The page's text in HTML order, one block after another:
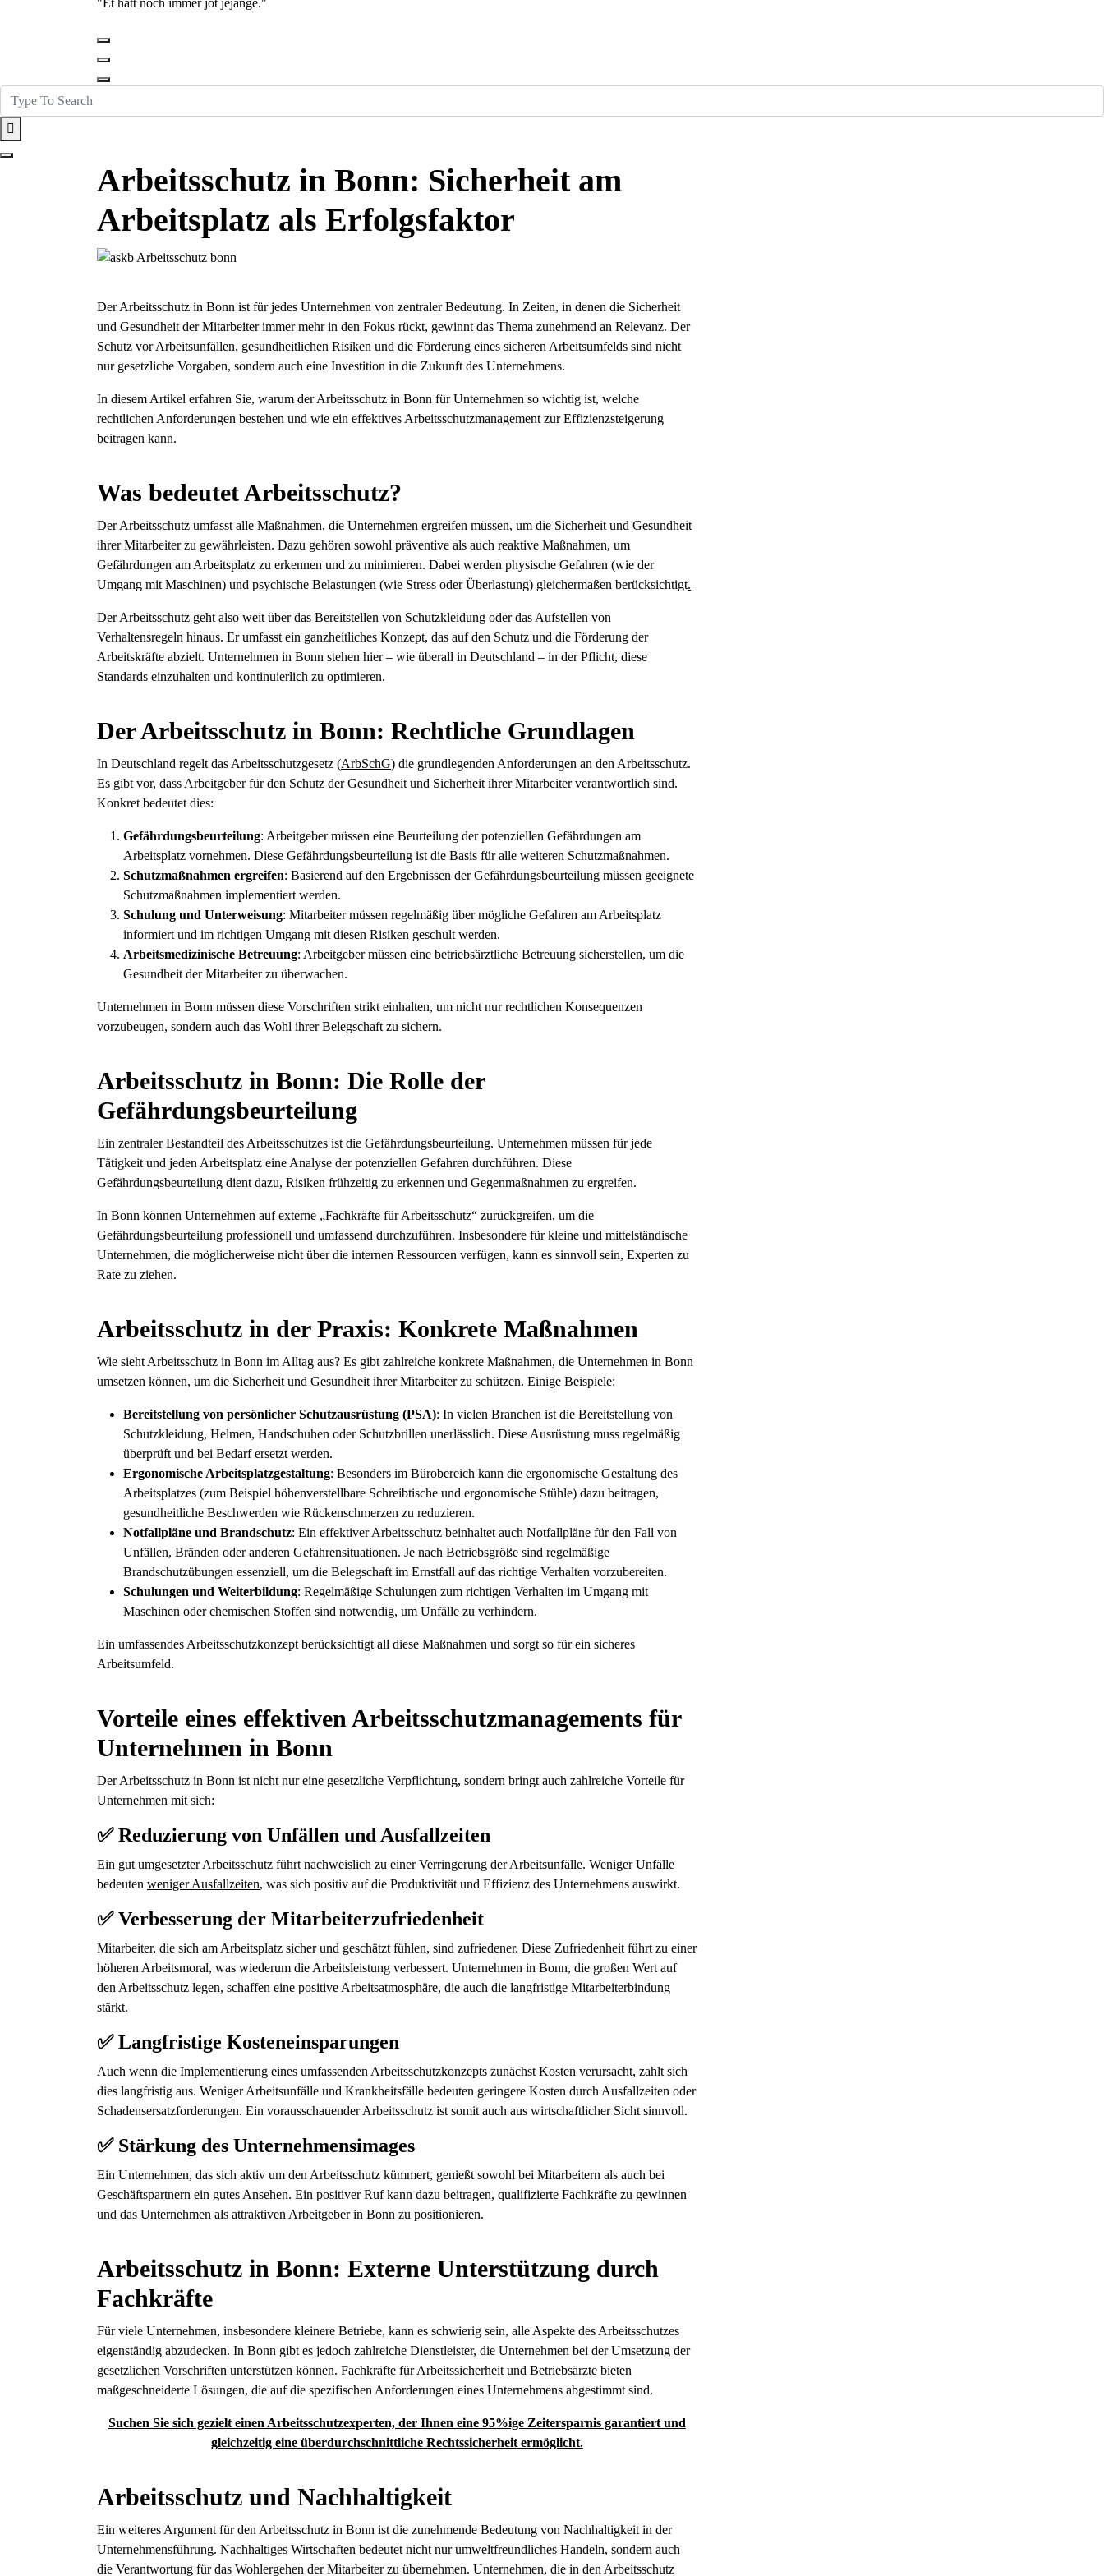
"Et hätt noch immer jot jejange."
Arbeitsschutz in Bonn: Sicherheit am
Arbeitsplatz als Erfolgsfaktor
Der Arbeitsschutz in Bonn ist für jedes Unternehmen von zentraler Bedeutung. In Zeiten, in denen die Sicherheit
und Gesundheit der Mitarbeiter immer mehr in den Fokus rückt, gewinnt das Thema zunehmend an Relevanz. Der
Schutz vor Arbeitsunfällen, gesundheitlichen Risiken und die Förderung eines sicheren Arbeitsumfelds sind nicht
nur gesetzliche Vorgaben, sondern auch eine Investition in die Zukunft des Unternehmens.
In diesem Artikel erfahren Sie, warum der Arbeitsschutz in Bonn für Unternehmen so wichtig ist, welche
rechtlichen Anforderungen bestehen und wie ein effektives Arbeitsschutzmanagement zur Effizienzsteigerung
beitragen kann.
Was bedeutet Arbeitsschutz?
Der Arbeitsschutz umfasst alle Maßnahmen, die Unternehmen ergreifen müssen, um die Sicherheit und Gesundheit
ihrer Mitarbeiter zu gewährleisten. Dazu gehören sowohl präventive als auch reaktive Maßnahmen, um
Gefährdungen am Arbeitsplatz zu erkennen und zu minimieren. Dabei werden physische Gefahren (wie der
Umgang mit Maschinen) und psychische Belastungen (wie Stress oder Überlastung) gleichermaßen berücksichtigt.
Der Arbeitsschutz geht also weit über das Bereitstellen von Schutzkleidung oder das Aufstellen von
Verhaltensregeln hinaus. Er umfasst ein ganzheitliches Konzept, das auf den Schutz und die Förderung der
Arbeitskräfte abzielt. Unternehmen in Bonn stehen hier – wie überall in Deutschland – in der Pflicht, diese
Standards einzuhalten und kontinuierlich zu optimieren.
Der Arbeitsschutz in Bonn: Rechtliche Grundlagen
In Deutschland regelt das Arbeitsschutzgesetz (ArbSchG) die grundlegenden Anforderungen an den Arbeitsschutz.
Es gibt vor, dass Arbeitgeber für den Schutz der Gesundheit und Sicherheit ihrer Mitarbeiter verantwortlich sind.
Konkret bedeutet dies:
Gefährdungsbeurteilung: Arbeitgeber müssen eine Beurteilung der potenziellen Gefährdungen am
Arbeitsplatz vornehmen. Diese Gefährdungsbeurteilung ist die Basis für alle weiteren Schutzmaßnahmen.
Schutzmaßnahmen ergreifen: Basierend auf den Ergebnissen der Gefährdungsbeurteilung müssen geeignete
Schutzmaßnahmen implementiert werden.
Schulung und Unterweisung: Mitarbeiter müssen regelmäßig über mögliche Gefahren am Arbeitsplatz
informiert und im richtigen Umgang mit diesen Risiken geschult werden.
Arbeitsmedizinische Betreuung: Arbeitgeber müssen eine betriebsärztliche Betreuung sicherstellen, um die
Gesundheit der Mitarbeiter zu überwachen.
Unternehmen in Bonn müssen diese Vorschriften strikt einhalten, um nicht nur rechtlichen Konsequenzen
vorzubeugen, sondern auch das Wohl ihrer Belegschaft zu sichern.
Arbeitsschutz in Bonn: Die Rolle der
Gefährdungsbeurteilung
Ein zentraler Bestandteil des Arbeitsschutzes ist die Gefährdungsbeurteilung. Unternehmen müssen für jede
Tätigkeit und jeden Arbeitsplatz eine Analyse der potenziellen Gefahren durchführen. Diese
Gefährdungsbeurteilung dient dazu, Risiken frühzeitig zu erkennen und Gegenmaßnahmen zu ergreifen.
In Bonn können Unternehmen auf externe „Fachkräfte für Arbeitsschutz“ zurückgreifen, um die
Gefährdungsbeurteilung professionell und umfassend durchzuführen. Insbesondere für kleine und mittelständische
Unternehmen, die möglicherweise nicht über die internen Ressourcen verfügen, kann es sinnvoll sein, Experten zu
Rate zu ziehen.
Arbeitsschutz in der Praxis: Konkrete Maßnahmen
Wie sieht Arbeitsschutz in Bonn im Alltag aus? Es gibt zahlreiche konkrete Maßnahmen, die Unternehmen in Bonn
umsetzen können, um die Sicherheit und Gesundheit ihrer Mitarbeiter zu schützen. Einige Beispiele:
Bereitstellung von persönlicher Schutzausrüstung (PSA): In vielen Branchen ist die Bereitstellung von
Schutzkleidung, Helmen, Handschuhen oder Schutzbrillen unerlässlich. Diese Ausrüstung muss regelmäßig
überprüft und bei Bedarf ersetzt werden.
Ergonomische Arbeitsplatzgestaltung: Besonders im Bürobereich kann die ergonomische Gestaltung des
Arbeitsplatzes (zum Beispiel höhenverstellbare Schreibtische und ergonomische Stühle) dazu beitragen,
gesundheitliche Beschwerden wie Rückenschmerzen zu reduzieren.
Notfallpläne und Brandschutz: Ein effektiver Arbeitsschutz beinhaltet auch Notfallpläne für den Fall von
Unfällen, Bränden oder anderen Gefahrensituationen. Je nach Betriebsgröße sind regelmäßige
Brandschutzübungen essenziell, um die Belegschaft im Ernstfall auf das richtige Verhalten vorzubereiten.
Schulungen und Weiterbildung: Regelmäßige Schulungen zum richtigen Verhalten im Umgang mit
Maschinen oder chemischen Stoffen sind notwendig, um Unfälle zu verhindern.
Ein umfassendes Arbeitsschutzkonzept berücksichtigt all diese Maßnahmen und sorgt so für ein sicheres
Arbeitsumfeld.
Vorteile eines effektiven Arbeitsschutzmanagements für
Unternehmen in Bonn
Der Arbeitsschutz in Bonn ist nicht nur eine gesetzliche Verpflichtung, sondern bringt auch zahlreiche Vorteile für
Unternehmen mit sich:
✅ Reduzierung von Unfällen und Ausfallzeiten
Ein gut umgesetzter Arbeitsschutz führt nachweislich zu einer Verringerung der Arbeitsunfälle. Weniger Unfälle
bedeuten weniger Ausfallzeiten, was sich positiv auf die Produktivität und Effizienz des Unternehmens auswirkt.
✅ Verbesserung der Mitarbeiterzufriedenheit
Mitarbeiter, die sich am Arbeitsplatz sicher und geschätzt fühlen, sind zufriedener. Diese Zufriedenheit führt zu einer
höheren Arbeitsmoral, was wiederum die Arbeitsleistung verbessert. Unternehmen in Bonn, die großen Wert auf
den Arbeitsschutz legen, schaffen eine positive Arbeitsatmosphäre, die auch die langfristige Mitarbeiterbindung
stärkt.
✅ Langfristige Kosteneinsparungen
Auch wenn die Implementierung eines umfassenden Arbeitsschutzkonzepts zunächst Kosten verursacht, zahlt sich
dies langfristig aus. Weniger Arbeitsunfälle und Krankheitsfälle bedeuten geringere Kosten durch Ausfallzeiten oder
Schadensersatzforderungen. Ein vorausschauender Arbeitsschutz ist somit auch aus wirtschaftlicher Sicht sinnvoll.
✅ Stärkung des Unternehmensimages
Ein Unternehmen, das sich aktiv um den Arbeitsschutz kümmert, genießt sowohl bei Mitarbeitern als auch bei
Geschäftspartnern ein gutes Ansehen. Ein positiver Ruf kann dazu beitragen, qualifizierte Fachkräfte zu gewinnen
und das Unternehmen als attraktiven Arbeitgeber in Bonn zu positionieren.
Arbeitsschutz in Bonn: Externe Unterstützung durch
Fachkräfte
Für viele Unternehmen, insbesondere kleinere Betriebe, kann es schwierig sein, alle Aspekte des Arbeitsschutzes
eigenständig abzudecken. In Bonn gibt es jedoch zahlreiche Dienstleister, die Unternehmen bei der Umsetzung der
gesetzlichen Vorschriften unterstützen können. Fachkräfte für Arbeitssicherheit und Betriebsärzte bieten
maßgeschneiderte Lösungen, die auf die spezifischen Anforderungen eines Unternehmens abgestimmt sind.
Suchen Sie sich gezielt einen Arbeitsschutzexperten, der Ihnen eine 95%ige Zeitersparnis garantiert und
gleichzeitig eine überdurchschnittliche Rechtssicherheit ermöglicht.
Arbeitsschutz und Nachhaltigkeit
Ein weiteres Argument für den Arbeitsschutz in Bonn ist die zunehmende Bedeutung von Nachhaltigkeit in der
Unternehmensführung. Nachhaltiges Wirtschaften bedeutet nicht nur umweltfreundliches Handeln, sondern auch
die Verantwortung für das Wohlergehen der Mitarbeiter zu übernehmen. Unternehmen, die in den Arbeitsschutz